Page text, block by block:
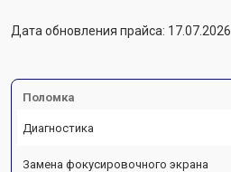
Дата обновления прайса: 17.07.2026
Поломка
Диагностика
Замена фокусировочного экрана